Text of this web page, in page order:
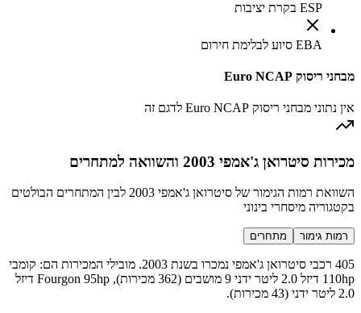
ESP בקרת יציבות
EBA סיוע לבלימת חירום
מבחני ריסוק Euro NCAP
אין נתוני מבחני ריסוק Euro NCAP לדגם זה
מכירות סיטרואן ג'אמפי 2003 והשוואה למתחרים
השוואת רמות הגימור של סיטרואן ג'אמפי 2003 לבין המתחרים הבולטים
בקטגוריה מיסחרי בינוני
רמות גימור מתחרים
405 רכבי סיטרואן ג'אמפי נמכרו בשנת 2003. מובילי המכירות הם: קומבי
110hp דיזל 2.0 ליטר ידני 9 מושבים (362 מכירות), Fourgon 95hp דיזל
2.0 ליטר ידני (43 מכירות).